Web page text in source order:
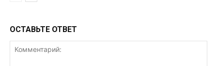
ОСТАВЬТЕ ОТВЕТ